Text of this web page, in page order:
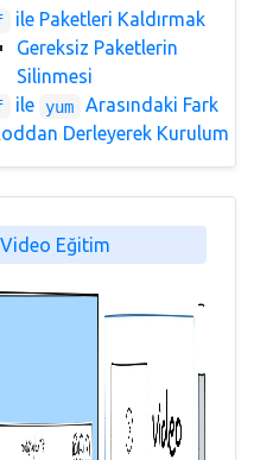
ile Paketleri Kaldırmak
Gereksiz Paketlerin
Silinmesi
ile yum
Arasındaki Fark
Derleyerek Kurulum
Video Eğitim